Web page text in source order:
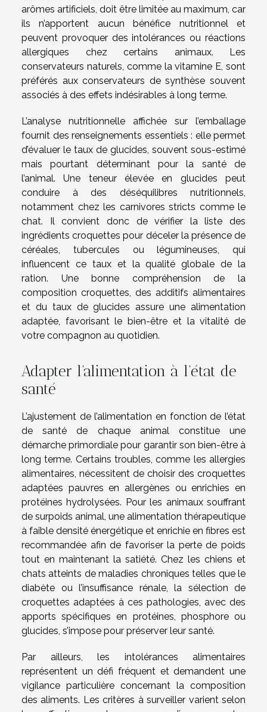
arômes artificiels, doit être limitée au maximum, car
ils n’apportent aucun bénéfice nutritionnel et
peuvent provoquer des intolérances ou réactions
allergiques chez certains animaux. Les
conservateurs naturels, comme la vitamine E, sont
préférés aux conservateurs de synthèse souvent
associés à des effets indésirables à long terme.
L’analyse nutritionnelle affichée sur l’emballage
fournit des renseignements essentiels : elle permet
d’évaluer le taux de glucides, souvent sous-estimé
mais pourtant déterminant pour la santé de
l’animal. Une teneur élevée en glucides peut
conduire à des déséquilibres nutritionnels,
notamment chez les carnivores stricts comme le
chat. Il convient donc de vérifier la liste des
ingrédients croquettes pour déceler la présence de
céréales, tubercules ou légumineuses, qui
influencent ce taux et la qualité globale de la
ration. Une bonne compréhension de la
composition croquettes, des additifs alimentaires
et du taux de glucides assure une alimentation
adaptée, favorisant le bien-être et la vitalité de
votre compagnon au quotidien.
Adapter l’alimentation à l’état de
santé
L’ajustement de l’alimentation en fonction de l’état
de santé de chaque animal constitue une
démarche primordiale pour garantir son bien-être à
long terme. Certains troubles, comme les allergies
alimentaires, nécessitent de choisir des croquettes
adaptées pauvres en allergènes ou enrichies en
protéines hydrolysées. Pour les animaux souffrant
de surpoids animal, une alimentation thérapeutique
à faible densité énergétique et enrichie en fibres est
recommandée afin de favoriser la perte de poids
tout en maintenant la satiété. Chez les chiens et
chats atteints de maladies chroniques telles que le
diabète ou l’insuffisance rénale, la sélection de
croquettes adaptées à ces pathologies, avec des
apports spécifiques en protéines, phosphore ou
glucides, s’impose pour préserver leur santé.
Par ailleurs, les intolérances alimentaires
représentent un défi fréquent et demandent une
vigilance particulière concernant la composition
des aliments. Les critères à surveiller varient selon